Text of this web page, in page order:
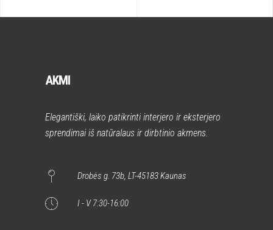
AKMI
Elegantiški, laiko patikrinti interjero ir eksterjero
sprendimai iš natūralaus ir dirbtinio akmens.
Drobės g. 73b, LT-45183 Kaunas
I - V 7:30-16:00